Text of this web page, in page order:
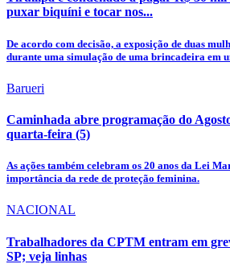
puxar biquíni e tocar nos...
De acordo com decisão, a exposição de duas
durante uma simulação de uma brincadeira em
Barueri
Caminhada abre programação do
quarta-feira (5)
As ações também celebram os 20 anos da Lei
importância da rede de proteção feminina.
NACIONAL
Trabalhadores da CPTM entram em
SP; veja linhas